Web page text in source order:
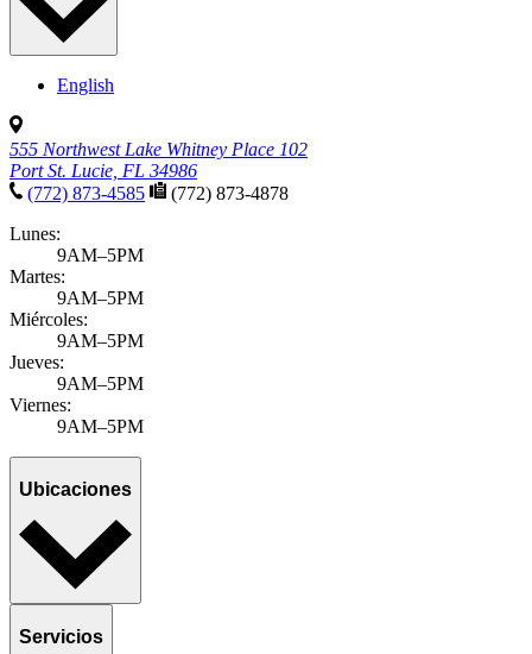
English
555 Northwest Lake Whitney Place 102
Port St. Lucie, FL 34986
(772) 873-4585
(772) 873-4878
Lunes:
9AM–5PM
Martes:
9AM–5PM
Miércoles:
9AM–5PM
Jueves:
9AM–5PM
Viernes:
9AM–5PM
Ubicaciones
Servicios